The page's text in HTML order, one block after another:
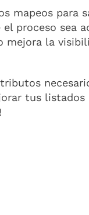
mapeos para
proceso sea
mejora la
tus